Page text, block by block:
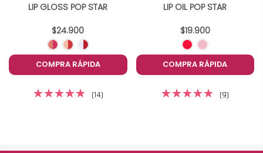
LIP GLOSS POP STAR
$24.900
COMPRA RÁPIDA
(14)
LIP OIL POP STAR
$19.900
COMPRA RÁPIDA
(9)